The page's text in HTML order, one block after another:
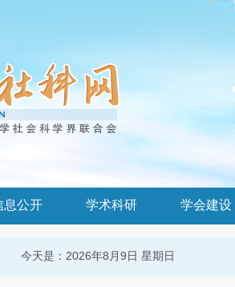
息公开 学术科研 学会建设
今天是： 2026年8月9日 星期日